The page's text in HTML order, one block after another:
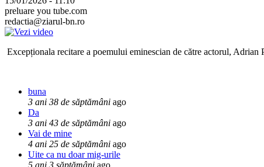
preluare you tube.com
redactia@ziarul-bn.ro
Excepționala recitare a poemului eminescian de către actorul, Adrian
buna
3 ani 38 de săptămâni ago
Da
3 ani 43 de săptămâni ago
Vai de mine
4 ani 25 de săptămâni ago
Uite ca nu doar mig-urile